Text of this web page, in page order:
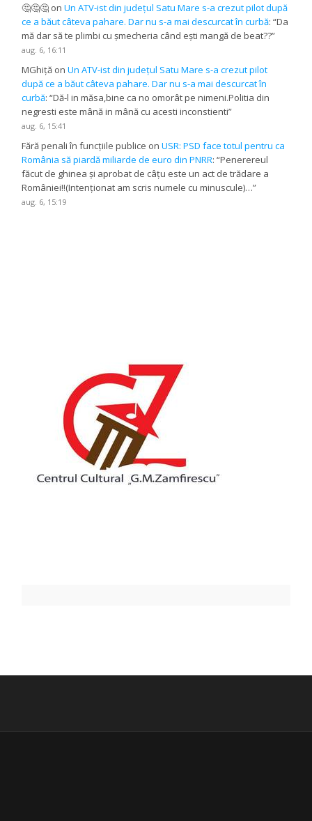
🤔🤔🤔 onUn ATV-ist din județul Satu Mare s-a crezut pilot după
ce a băut câteva pahare. Dar nu s-a mai descurcat în curbă: “Da
mă dar să te plimbi cu șmecheria când ești mangă de beat??”
aug. 6, 16:11
MGhiță onUn ATV-ist din județul Satu Mare s-a crezut pilot
după ce a băut câteva pahare. Dar nu s-a mai descurcat în
curbă: “Dă-l in măsa,bine ca no omorât pe nimeni.Politia din
negresti este mână in mână cu acesti inconstienti”
aug. 6, 15:41
Fără penali în funcțiile publice onUSR: PSD face totul pentru ca
România să piardă miliarde de euro din PNRR: “Penerereul
făcut de ghinea și aprobat de câțu este un act de trădare a
României!!(Intenționat am scris numele cu minuscule)…”
aug. 6, 15:19